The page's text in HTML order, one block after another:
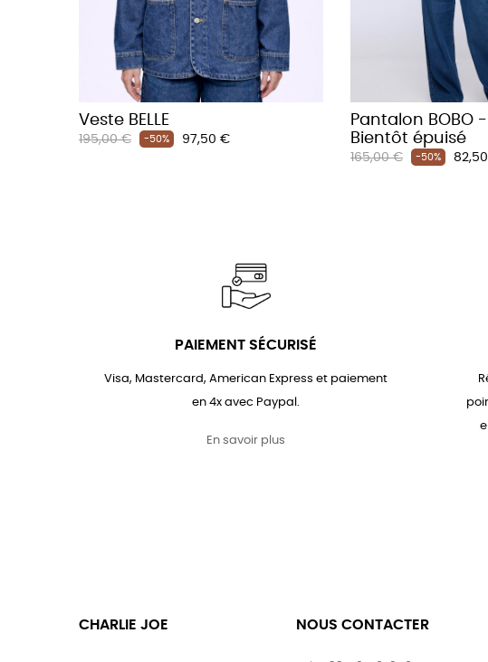
Veste BELLE
Prix
195,00 € -50% Prix
97,50 €
Pantalon BOBO -
Bientôt épuisé
Prix
165,00 € -50% Prix
PAIEMENT SÉCURISÉ
Visa, Mastercard, American Express et paiement
en 4x avec Paypal.
En savoir plus
CHARLIE JOE NOUS CONTACTER